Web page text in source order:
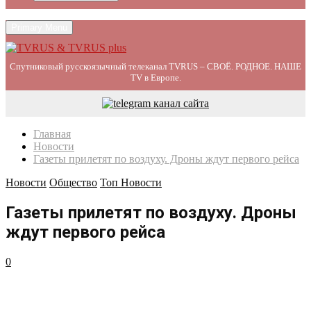
Спутниковый русскоязычный телеканал TVRUS – СВОЁ. РОДНОЕ. НАШЕ
TV в Европе.
Главная
Новости
Газеты прилетят по воздуху. Дроны ждут первого рейса
Новости Общество Топ Новости
Газеты прилетят по воздуху. Дроны
ждут первого рейса
0